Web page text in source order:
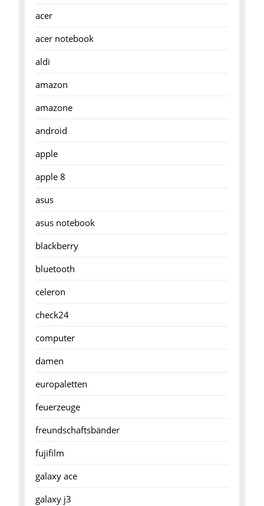
acer
acer notebook
aldi
amazon
amazone
android
apple
apple 8
asus
asus notebook
blackberry
bluetooth
celeron
check24
computer
damen
europaletten
feuerzeuge
freundschaftsbänder
fujifilm
galaxy ace
galaxy j3